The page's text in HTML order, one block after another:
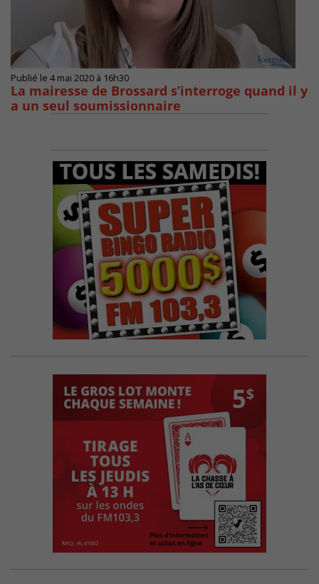
Publié le 4 mai 2020 à 16h30
La mairesse de Brossard s’interroge quand il y
a un seul soumissionnaire